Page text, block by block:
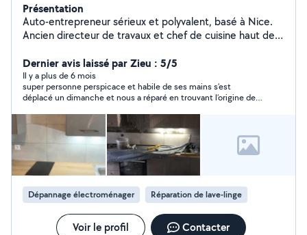
Présentation
Auto-entrepreneur sérieux et polyvalent, basé à Nice.
Ancien directeur de travaux et chef de cuisine haut de
expérience dans le bricolage et les travaux. Je réalise
tous types de prestations : carrelage, peinture, pose de
parquet, tapisserie, petits travaux, manutention, etc.
Véhiculé et réactif, j'étudie toutes les propositions avec
soin. N'hésitez pas à me contacter !
Dernier avis laissé par Zieu : 5/5
Il y a plus de 6 mois
super personne perspicace et habile de ses mains s’est
déplacé un dimanche et nous a réparé en trouvant l’origine de
Dépannage électroménager Réparation de lave-linge
Voir le profil Contacter